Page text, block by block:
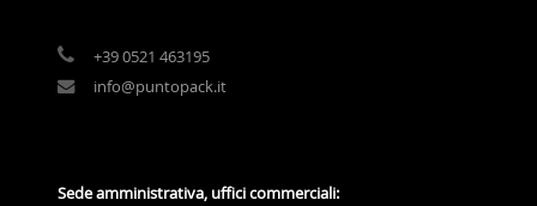
+39 0521 463195
info@puntopack.it
Sede amministrativa, uffici commerciali: